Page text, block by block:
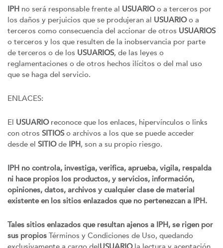
IPH no será responsable frente al USUARIOo a terceros por
los daños y perjuicios que se produjeran al USUARIOo a
terceros como consecuencia del accionar de otros USUARIOS
o terceros y los que resulten de la inobservancia por parte
de terceros o de los USUARIOS, de las leyes o
reglamentaciones o de otros hechos ilícitos o del mal uso
que se haga del servicio.
ENLACES:
El USUARIOreconoce que los enlaces, hipervínculos o links
con otros SITIOSo archivos a los que se puede acceder
desde el SITIOde IPH, son a su propio riesgo.
IPH no controla, investiga, verifica, aprueba, vigila, respalda
ni hace propios los productos, y servicios, información,
opiniones, datos, archivos y cualquier clase de material
existente en los sitios enlazados que no pertenezcan a IPH.
Tales sitios enlazados que resultan ajenos a IPH, se rigen por
sus propios Términos y Condiciones de Uso, quedando